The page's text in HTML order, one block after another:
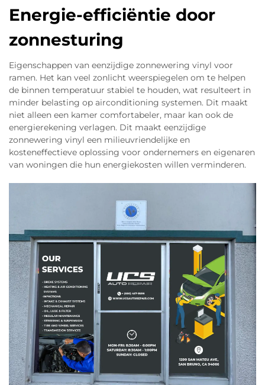
Energie-efficiëntie door
zonnesturing
Eigenschappen van eenzijdige zonnewering vinyl voor
ramen. Het kan veel zonlicht weerspiegelen om te helpen
de binnen temperatuur stabiel te houden, wat resulteert in
minder belasting op airconditioning systemen. Dit maakt
niet alleen een kamer comfortabeler, maar kan ook de
energierekening verlagen. Dit maakt eenzijdige
zonnewering vinyl een milieuvriendelijke en
kosteneffectieve oplossing voor ondernemers en eigenaren
van woningen die hun energiekosten willen verminderen.